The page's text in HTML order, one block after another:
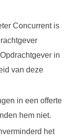
Concurrent is
in
van deze
in een offerte
hem niet.
het